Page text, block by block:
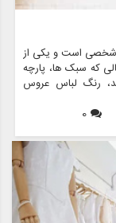
شخصی است و یکی از
که سبک ها، پارچه
رنگ لباس عروس
است. در این مقاله،
به معانی پشت
تا لباس مناسب خود
0